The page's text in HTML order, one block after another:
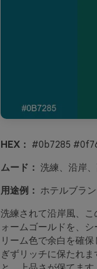
HEX： #0b7285
ムード： 洗練、沿岸
用途例： ホテルブラ
洗練されて沿岸風、
ォームゴールドを、
リーム色で余白を確
ぎずリッチに保たれ